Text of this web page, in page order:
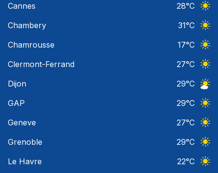
Cannes
28°C
Chambery
31°C
Chamrousse
17°C
Clermont-Ferrand
27°C
Dijon
29°C
GAP
29°C
Geneve
27°C
Grenoble
29°C
Le Havre
22°C